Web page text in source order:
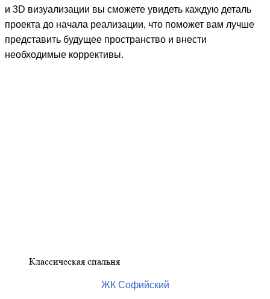
и 3D визуализации вы сможете увидеть каждую деталь
проекта до начала реализации, что поможет вам лучше
представить будущее пространство и внести
необходимые коррективы.
Классическая спальня
ЖК Софийский